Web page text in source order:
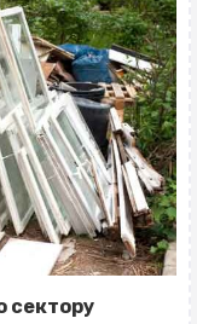
сектору